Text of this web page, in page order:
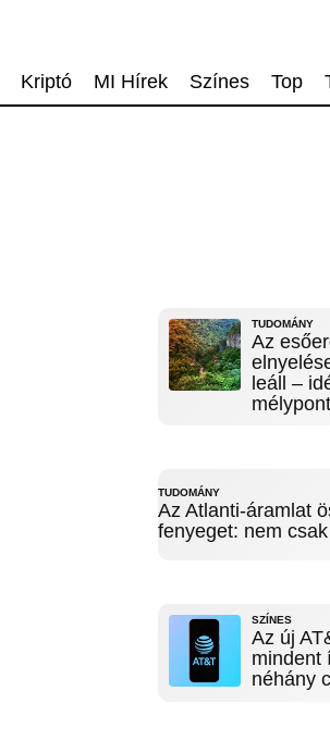
Kriptó MI Hírek Színes Top
TUDOMÁNY
Az
leáll –
mélypont
TUDOMÁNY
Az Atlanti-áramlat
fenyeget: nem
SZÍNES
Az új
mindent
néhány